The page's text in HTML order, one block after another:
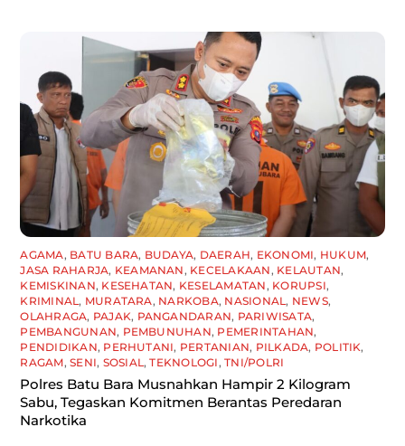
AGAMA, BATU BARA, BUDAYA, DAERAH, EKONOMI, HUKUM,
JASA RAHARJA, KEAMANAN, KECELAKAAN, KELAUTAN,
KEMISKINAN, KESEHATAN, KESELAMATAN, KORUPSI,
KRIMINAL, MURATARA, NARKOBA, NASIONAL, NEWS,
OLAHRAGA, PAJAK, PANGANDARAN, PARIWISATA,
PEMBANGUNAN, PEMBUNUHAN, PEMERINTAHAN,
PENDIDIKAN, PERHUTANI, PERTANIAN, PILKADA, POLITIK,
RAGAM,SENI, SOSIAL,TEKNOLOGI,TNI/POLRI
Polres Batu Bara Musnahkan Hampir 2 Kilogram
Sabu, Tegaskan Komitmen Berantas Peredaran
Narkotika